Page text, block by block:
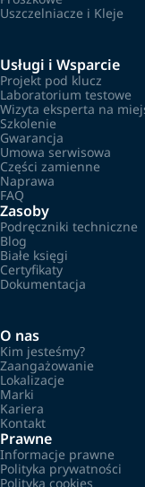
Uszczelniacze i Kleje
Usługi i Wsparcie
Projekt pod klucz
Laboratorium testowe
Wizyta eksperta na
Szkolenie
Gwarancja
Umowa serwisowa
Części zamienne
Naprawa
FAQ
Zasoby
Podręczniki techniczne
Blog
Białe księgi
Certyfikaty
Dokumentacja
O nas
Kim jesteśmy?
Zaangażowanie
Lokalizacje
Marki
Kariera
Kontakt
Prawne
Informacje prawne
Polityka prywatności
Polityka cookies